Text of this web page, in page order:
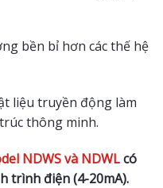
bền bỉ hơn các thế hệ
liệu truyền động làm
thông minh.
NDWS và NDWLcó
trình điện (4-20mA).